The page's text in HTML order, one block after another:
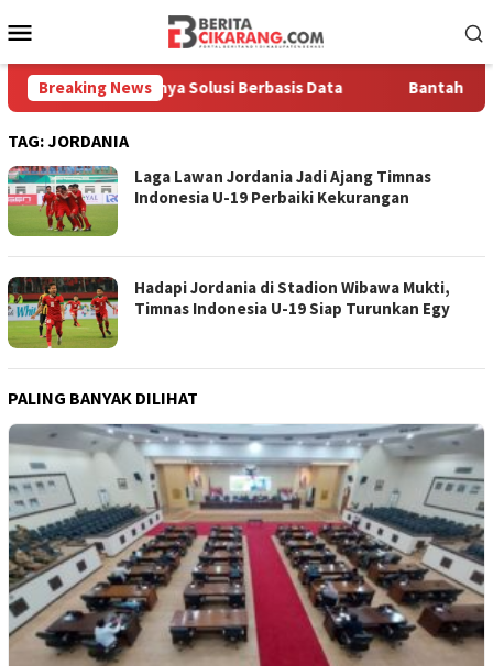
ke
Mobile
Breaking News
Pentingnya Solusi Berbasis Data Bantah
TAG:JORDANIA
Laga Lawan Jordania Jadi Ajang Timnas
Indonesia U-19 Perbaiki Kekurangan
Hadapi Jordania di Stadion Wibawa Mukti,
Timnas Indonesia U-19 Siap Turunkan Egy
PALING BANYAK DILIHAT